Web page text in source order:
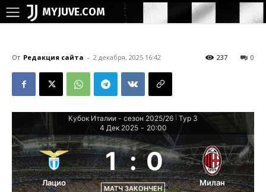
MYJUVE.COM
От Редакция сайта - 2 декабря, 2025 16:42 0
237
Кубок Италии - сезон 2025/26 Тур 3
4 Дек 2025 - 20:00
Лацио
1 : 0
МАТЧ ЗАКОНЧЕН
Милан